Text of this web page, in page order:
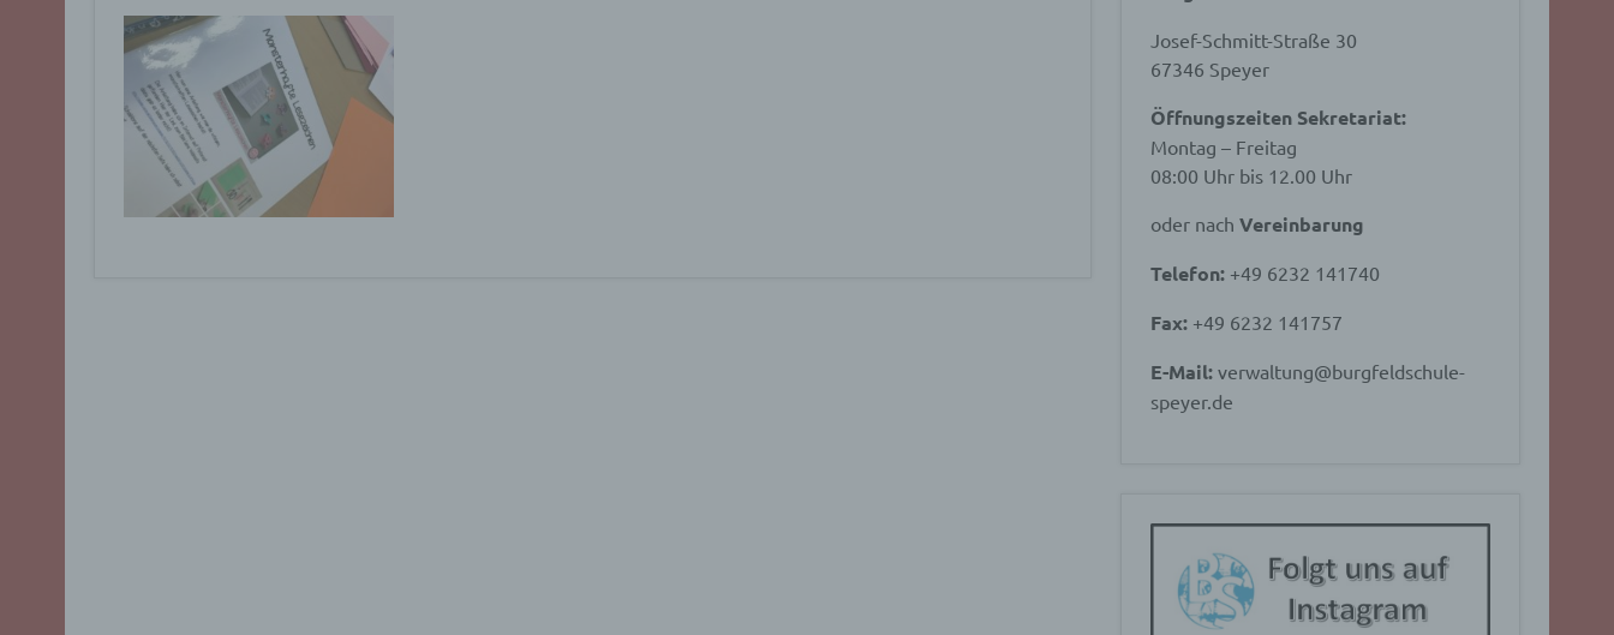
Josef-Schmitt-Straße 30
67346 Speyer
Öffnungszeiten Sekretariat:
Montag – Freitag
08:00 Uhr bis 12.00 Uhr
oder nachVereinbarung
Telefon: +49 6232 141740
Fax: +49 6232 141757
E-Mail: verwaltung@burgfeldschule-
speyer.de